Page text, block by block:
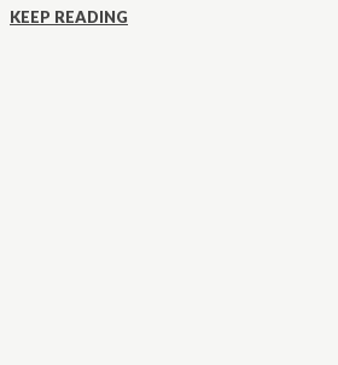
KEEP READING